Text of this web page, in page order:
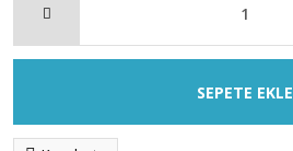
SEPETE EKLE